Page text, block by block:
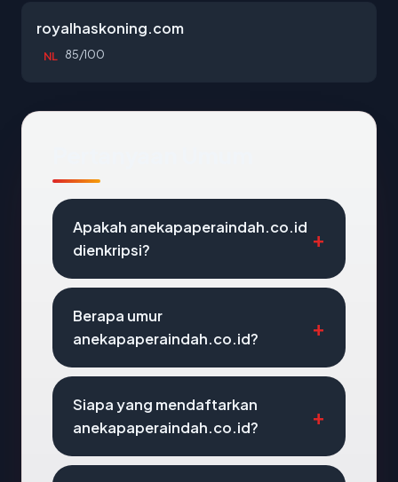
royalhaskoning.com
NL 85/100
Apakah anekapaperaindah.co.id
dienkripsi?
Berapa umur
anekapaperaindah.co.id?
Siapa yang mendaftarkan
anekapaperaindah.co.id?